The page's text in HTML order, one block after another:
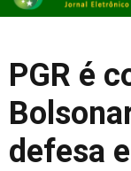
PGR é
defesa